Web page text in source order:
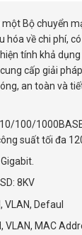
một Bộ chuyển
hóa về chi phí,
tính khả
cấp giải
an toàn và
100/
suất tối đa
8KV
VLAN, Defaul
VLAN, MAC